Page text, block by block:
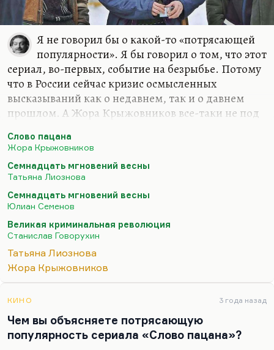
Я не говорил бы о какой-то «потрясающей
популярности». Я бы говорил о том, что этот
сериал, во-первых, событие на безрыбье. Потому
что в России сейчас кризис осмысленных
высказываний как о недавнем, так и о давнем
прошлом. А Жора Крыжовников все-таки не под
профессионал. Он умеет делать кино, это не
пропьешь, что называется. Это врожденное.
Но и безрыбье, конечно, полное. Оно такое
советское, когда главным событием десятилетия
были «Семнадцать мгновений весны». При этом
это очень хороший сериал – «Семнадцать
мгновений весны». Это тоже осмысленное,
блистательное высказывание, стилистически
очень интересное, с очень интересной…
Слово пацана
Жора Крыжовников
Семнадцать мгновений весны
Татьяна Лиознова
Семнадцать мгновений весны
Юлиан Семенов
Великая криминальная революция
Станислав Говорухин
Татьяна Лиознова
Жора Крыжовников
КИНО 3 года назад
Чем вы объясняете потрясающую
популярность сериала «Слово пацана»?